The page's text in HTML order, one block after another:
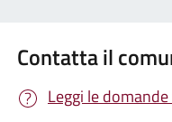
Contatta il
Leggi le